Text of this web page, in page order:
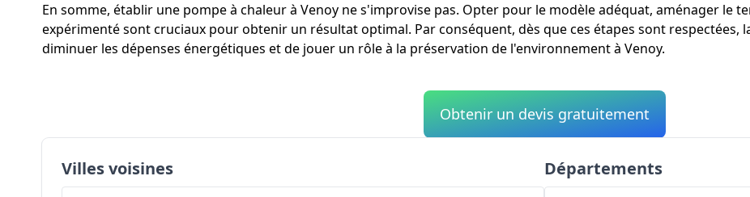
En somme, établir une pompe à chaleur à Venoy ne s'improvise pas. Opter pour le modèle adéquat, aménager le
expérimenté sont cruciaux pour obtenir un résultat optimal. Par conséquent, dès que ces étapes sont respectées,
diminuer les dépenses énergétiques et de jouer un rôle à la préservation de l'environnement à Venoy.
Obtenir un devis gratuitement
Villes voisines Départements